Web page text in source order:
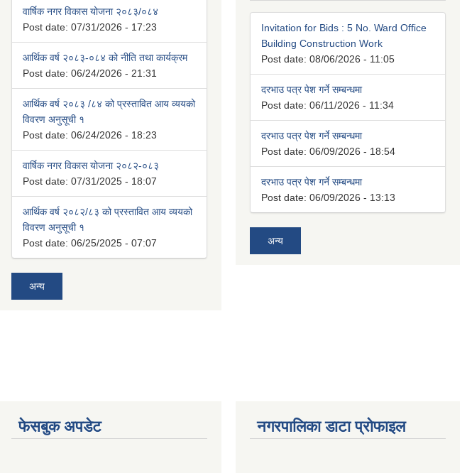
वार्षिक नगर विकास योजना २०८३/०८४
Post date: 07/31/2026 - 17:23
आर्थिक वर्ष २०८३-०८४ को नीति तथा कार्यक्रम
Post date: 06/24/2026 - 21:31
आर्थिक वर्ष २०८३ /८४ को प्रस्तावित आय व्ययको
विवरण अनुसूची १
Post date: 06/24/2026 - 18:23
वार्षिक नगर विकास योजना २०८२-०८३
Post date: 07/31/2025 - 18:07
आर्थिक वर्ष २०८२/८३ को प्रस्तावित आय व्ययको
विवरण अनुसूची १
Post date: 06/25/2025 - 07:07
अन्य
Invitation for Bids : 5 No. Ward Office
Building Construction Work
Post date: 08/06/2026 - 11:05
दरभाउ पत्र पेश गर्ने सम्बन्धमा
Post date: 06/11/2026 - 11:34
दरभाउ पत्र पेश गर्ने सम्बन्धमा
Post date: 06/09/2026 - 18:54
दरभाउ पत्र पेश गर्ने सम्बन्धमा
Post date: 06/09/2026 - 13:13
अन्य
फेसबुक अपडेट नगरपालिका डाटा प्रोफाइल